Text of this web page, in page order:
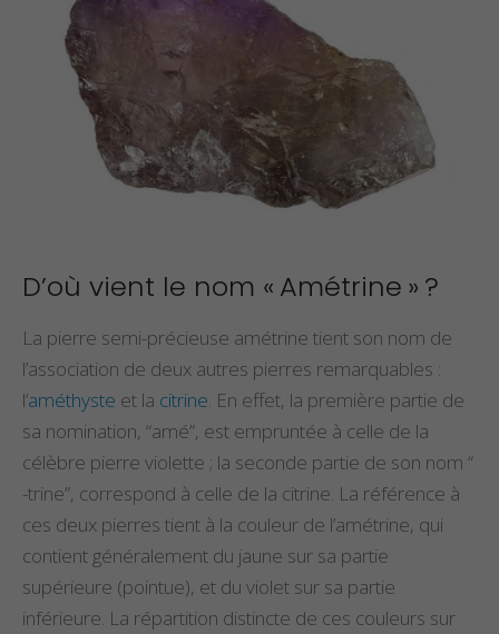
D’où vient le nom « Amétrine » ?
La pierre semi-précieuse amétrine tient son nom de
l’association de deux autres pierres remarquables :
l’améthyste et la citrine. En effet, la première partie de
sa nomination, “amé”, est empruntée à celle de la
célèbre pierre violette ; la seconde partie de son nom “
-trine”, correspond à celle de la citrine. La référence à
ces deux pierres tient à la couleur de l’amétrine, qui
contient généralement du jaune sur sa partie
supérieure (pointue), et du violet sur sa partie
inférieure. La répartition distincte de ces couleurs sur